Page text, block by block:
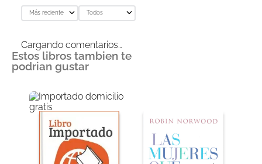
Más reciente Todos
Cargando comentarios…
Estos libros tambien te
podrian gustar